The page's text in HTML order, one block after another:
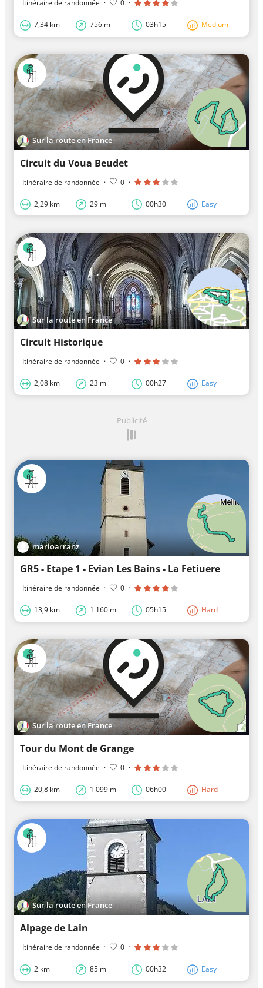
Itinéraire de randonnée · 0 ·
7,34 km 756 m 03h15 Medium
Sur la route en France
Circuit du Voua Beudet
Itinéraire de randonnée · 0 ·
2,29 km 29 m 00h30 Easy
Sur la route en France
Circuit Historique
Itinéraire de randonnée · 0 ·
2,08 km 23 m 00h27 Easy
Publicité
marioarranz
GR5 - Etape 1 - Evian Les Bains - La Fetiuere
Itinéraire de randonnée · 0 ·
13,9 km 1 160 m 05h15 Hard
Sur la route en France
Tour du Mont de Grange
Itinéraire de randonnée · 0 ·
20,8 km 1 099 m 06h00 Hard
Sur la route en France
Alpage de Lain
Itinéraire de randonnée · 0 ·
2 km 85 m 00h32 Easy